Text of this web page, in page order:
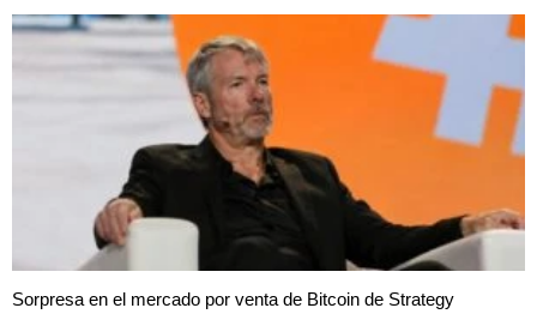
Sorpresa en el mercado por venta de Bitcoin de Strategy